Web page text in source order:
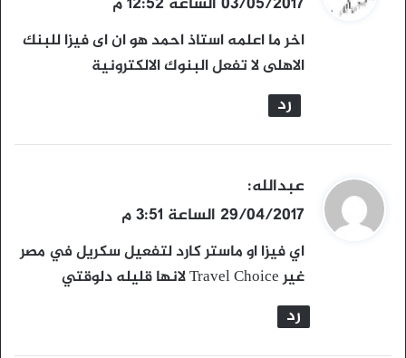
و
ل
اخر ما اعلمه استاذ احمد هو ان اى فيزا للبنك
الاهلى لا تفعل البنوك الالكترونية
رد
ي
ق
و
ل
عبدالله:
29/04/2017 الساعة 3:51 م
اي فيزا او ماستر كارد لتفعيل سكريل في مصر
غير Travel Choice لانها قليله دلوقتي
رد